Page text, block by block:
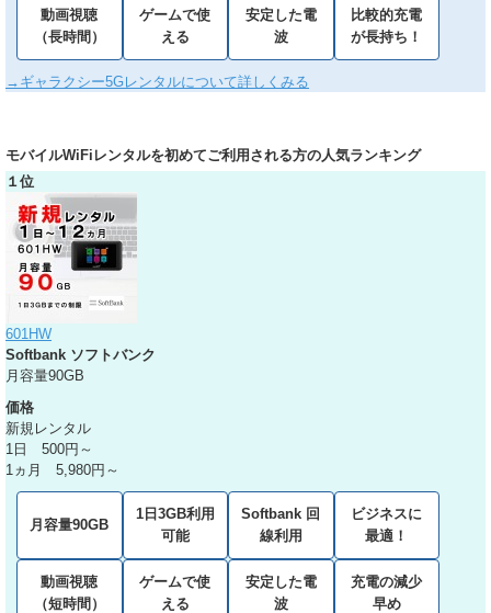
動画視聴
（長時間）
ゲームで使
える
安定した電
波
比較的充電
が長持ち！
→ギャラクシー5Gレンタルについて詳しくみる
モバイルWiFiレンタルを初めてご利用される方の人気ランキング
１位
601HW
Softbank ソフトバンク
月容量90GB
価格
新規レンタル
1日 500円～
1ヵ月 5,980円～
月容量90GB
1日3GB利用
可能
Softbank 回
線利用
ビジネスに
最適！
動画視聴
（短時間）
ゲームで使
える
安定した電
波
充電の減少
早め